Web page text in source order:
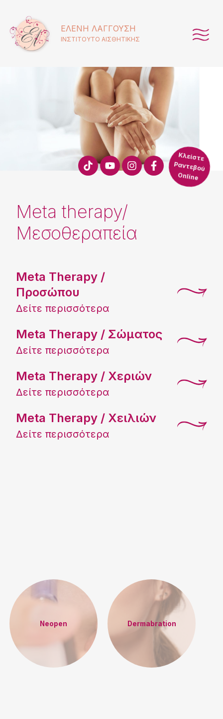
ΕΛΈΝΗ ΛΑΓΓΟΎΣΗ
ΙΝΣΤΙΤΟΥΤΟ ΑΙΣΘΗΤΙΚΗΣ
Κλείστε
Ραντεβού
Online
Meta therapy/
Μεσοθεραπεία
Meta Therapy /
Προσώπου
Δείτε περισσότερα
Meta Therapy / Σώματος
Δείτε περισσότερα
Meta Therapy / Χεριών
Δείτε περισσότερα
Meta Therapy / Χειλιών
Δείτε περισσότερα
Neopen Dermabration